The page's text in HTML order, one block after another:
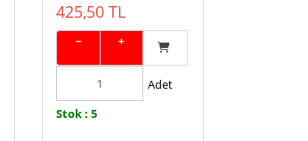
425,50 TL
− +
Adet
Stok : 5